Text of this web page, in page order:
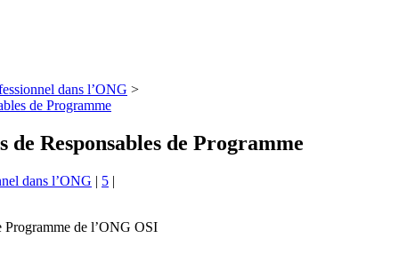
dans l’ONG >
de Programme
Responsables de Programme
dans l’ONG | 5 |
Programme de l’ONG OSI